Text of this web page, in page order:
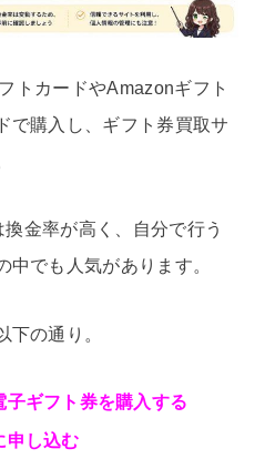
トカードやAmazonギフト
で購入し、ギフト券買取サ
金率が高く、自分で行う
中でも人気があります。
下の通り。
子ギフト券を購入する
申し込む